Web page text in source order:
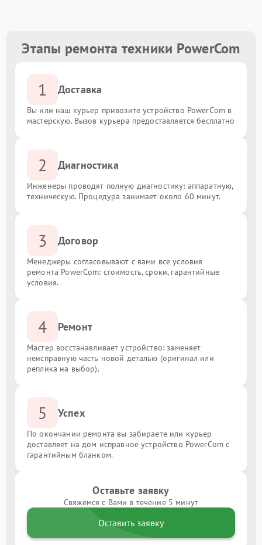
Этапы ремонта техники PowerCom
1 Доставка
Вы или наш курьер привозите устройство PowerCom в
мастерскую. Вызов курьера предоставляется бесплатно
2 Диагностика
Инженеры проводят полную диагностику: аппаратную,
техническую. Процедура занимает около 60 минут.
3 Договор
Менеджеры согласовывают с вами все условия
ремонта PowerCom: стоимость, сроки, гарантийные
условия.
4 Ремонт
Мастер восстанавливает устройство: заменяет
неисправную часть новой деталью (оригинал или
реплика на выбор).
5 Успех
По окончании ремонта вы забираете или курьер
доставляет на дом исправное устройство PowerCom с
гарантийным бланком.
Оставьте заявку
Свяжемся с Вами в течение 5 минут
Оставить заявку